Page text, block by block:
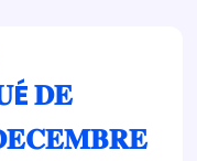
𝐃𝐄